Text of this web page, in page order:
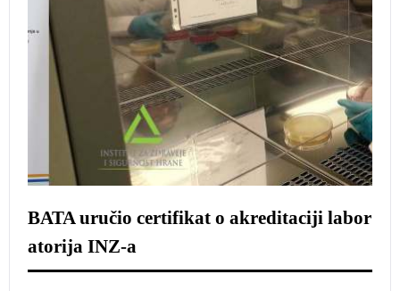
BATA uručio certifikat o akreditaciji labor
atorija INZ-a